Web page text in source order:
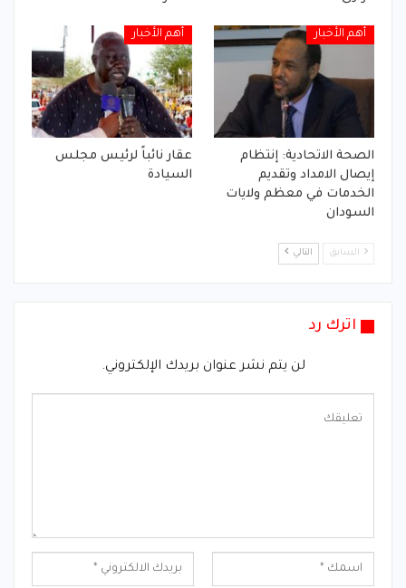
أهم الأخبار
الصحة الاتحادية: إنتظام
إيصال الامداد وتقديم
الخدمات في معظم ولايات
السودان
أهم الأخبار
عقار نائباً لرئيس مجلس
السيادة
السابق التالي
اترك رد
لن يتم نشر عنوان بريدك الإلكتروني.